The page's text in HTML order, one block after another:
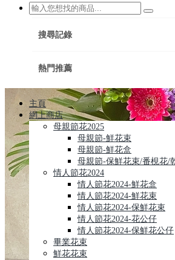
搜尋記錄
熱門推薦
主頁
網上商店
母親節花2025
母親節-鮮花束
母親節-鮮花盒
母親節-保鮮花束/番梘花/
情人節花2024
情人節花2024-鮮花盒
情人節花2024-鮮花束
情人節花2024-保鮮花束
情人節花2024-花公仔
情人節花2024-保鮮花公仔
畢業花束
鮮花花束